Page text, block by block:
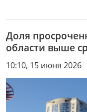
Доля
области выше
10:10, 15 июня 2026